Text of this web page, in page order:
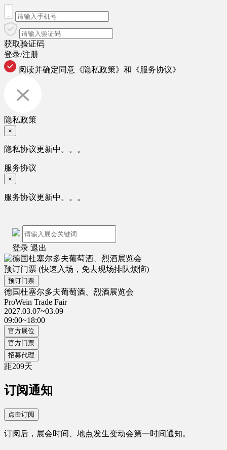
获取验证码
登录/注册
阅读并确定同意 《隐私政策》 和 《服务协议》
隐私政策
×
隐私协议更新中。。。
服务协议
×
服务协议更新中。。。
登录 退出
预订门票 (快速入场，免去现场排队烦恼)
预订门票
德国杜塞尔多夫葡萄酒、烈酒展览会
ProWein Trade Fair
2027.03.07~03.09
09:00~18:00
官方展位
官方门票
招募代理
距209天
订阅通知
点击订阅
订阅后，展会时间、地点发生变动会第一时间通知。